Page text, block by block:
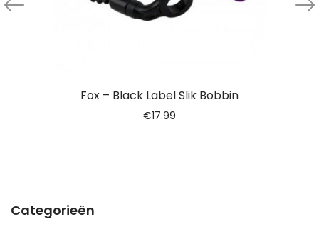
Fox – Black Label Slik Bobbin
€17.99
Categorieën